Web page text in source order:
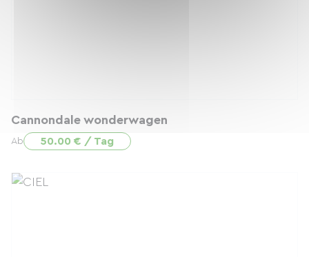
Cannondale wonderwagen
Ab 50.00 € / Tag